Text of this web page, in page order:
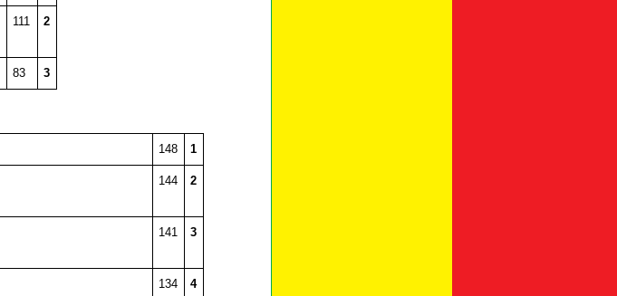
111 2
83 3
148 1
144 2
141 3
134 4